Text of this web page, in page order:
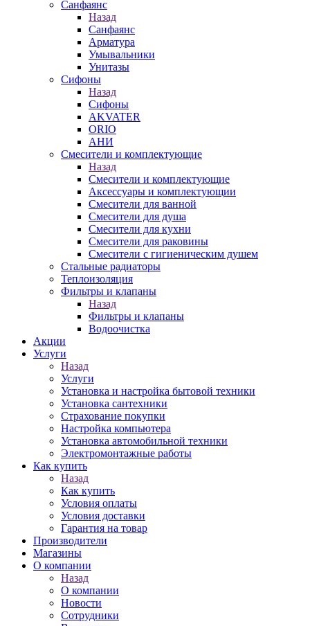
Санфаянс
Назад
Санфаянс
Арматура
Умывальники
Унитазы
Сифоны
Назад
Сифоны
AKVATER
ORIO
АНИ
Смесители и комплектующие
Назад
Смесители и комплектующие
Аксессуары и комплектующии
Смесители для ванной
Смесители для душа
Смесители для кухни
Смесители для раковины
Смесители с гигиеническим душем
Стальные радиаторы
Теплоизоляция
Фильтры и клапаны
Назад
Фильтры и клапаны
Водоочистка
Акции
Услуги
Назад
Услуги
Установка и настройка бытовой техники
Установка сантехники
Страхование покупки
Настройка компьютера
Установка автомобильной техники
Электромонтажные работы
Как купить
Назад
Как купить
Условия оплаты
Условия доставки
Гарантия на товар
Производители
Магазины
О компании
Назад
О компании
Новости
Сотрудники